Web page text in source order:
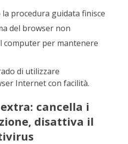
la procedura guidata finisce
del browser non
computer per mantenere
di utilizzare
Internet con facilità.
cancella i
disattiva il